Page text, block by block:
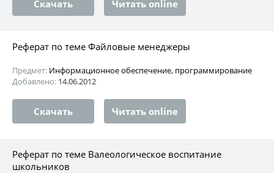
Скачать Читать online
Реферат по теме Файловые менеджеры
Предмет: Информационное обеспечение, программирование
Добавлено: 14.06.2012
Скачать Читать online
Реферат по теме Валеологическое воспитание
школьников